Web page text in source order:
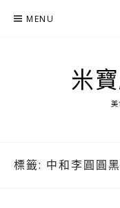
MENU
米
美
標籤: 中和李圓圓